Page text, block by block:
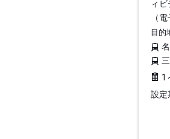
ィ
（
目的
1
設